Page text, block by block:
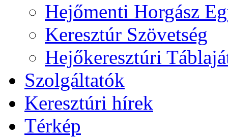
Hejőmenti Horgász
Keresztúr Szövetség
Hejőkeresztúri
Szolgáltatók
Keresztúri hírek
Térkép